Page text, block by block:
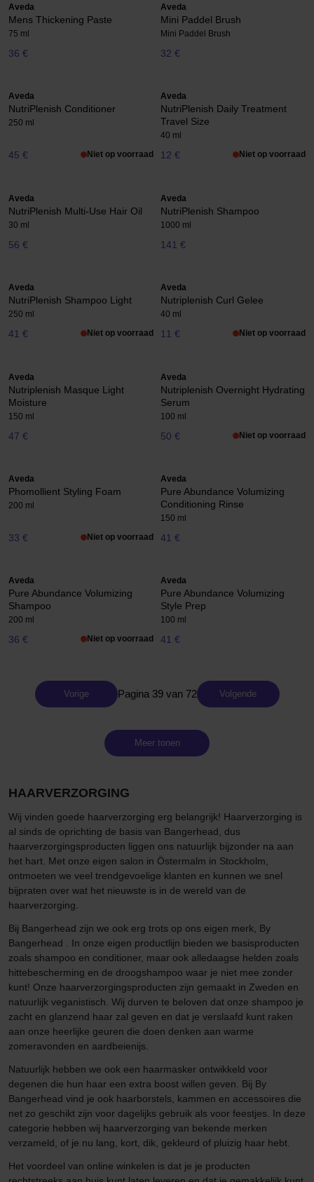
Aveda
Mens Thickening Paste
75 ml
36 €
Aveda
Mini Paddel Brush
Mini Paddel Brush
32 €
Aveda
NutriPlenish Conditioner
250 ml
45 € Niet op voorraad
Aveda
NutriPlenish Daily Treatment
Travel Size
40 ml
12 € Niet op voorraad
Aveda
NutriPlenish Multi-Use Hair Oil
30 ml
56 €
Aveda
NutriPlenish Shampoo
1000 ml
141 €
Aveda
NutriPlenish Shampoo Light
250 ml
41 € Niet op voorraad
Aveda
Nutriplenish Curl Gelee
40 ml
11 € Niet op voorraad
Aveda
Nutriplenish Masque Light
Moisture
150 ml
47 €
Aveda
Nutriplenish Overnight Hydrating
Serum
100 ml
50 € Niet op voorraad
Aveda
Phomollient Styling Foam
200 ml
33 € Niet op voorraad
Aveda
Pure Abundance Volumizing
Conditioning Rinse
150 ml
41 €
Aveda
Pure Abundance Volumizing
Shampoo
200 ml
36 € Niet op voorraad
Aveda
Pure Abundance Volumizing
Style Prep
100 ml
41 €
Vorige Pagina 39 van 72 Volgende
Meer tonen
HAARVERZORGING
Wij vinden goede haarverzorging erg belangrijk! Haarverzorging is
al sinds de oprichting de basis van Bangerhead, dus
haarverzorgingsproducten liggen ons natuurlijk bijzonder na aan
het hart. Met onze eigen salon in Östermalm in Stockholm,
ontmoeten we veel trendgevoelige klanten en kunnen we snel
bijpraten over wat het nieuwste is in de wereld van de
haarverzorging.
Bij Bangerhead zijn we ook erg trots op ons eigen merk, By
Bangerhead . In onze eigen productlijn bieden we basisproducten
zoals shampoo en conditioner, maar ook alledaagse helden zoals
hittebescherming en de droogshampoo waar je niet mee zonder
kunt! Onze haarverzorgingsproducten zijn gemaakt in Zweden en
natuurlijk veganistisch. Wij durven te beloven dat onze shampoo je
zacht en glanzend haar zal geven en dat je verslaafd kunt raken
aan onze heerlijke geuren die doen denken aan warme
zomeravonden en aardbeienijs.
Natuurlijk hebben we ook een haarmasker ontwikkeld voor
degenen die hun haar een extra boost willen geven. Bij By
Bangerhead vind je ook haarborstels, kammen en accessoires die
net zo geschikt zijn voor dagelijks gebruik als voor feestjes. In deze
categorie hebben wij haarverzorging van bekende merken
verzameld, of je nu lang, kort, dik, gekleurd of pluizig haar hebt.
Het voordeel van online winkelen is dat je je producten